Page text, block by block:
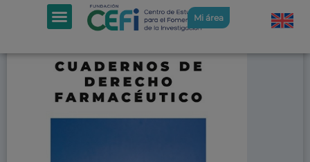
Mi área